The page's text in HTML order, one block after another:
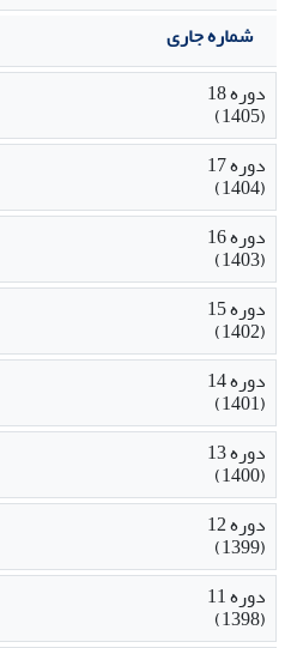
شماره جاری
دوره 18
(1405)
دوره 17
(1404)
دوره 16
(1403)
دوره 15
(1402)
دوره 14
(1401)
دوره 13
(1400)
دوره 12
(1399)
دوره 11
(1398)